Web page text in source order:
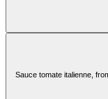
Sauce tomate italienne,